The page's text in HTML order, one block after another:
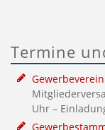
Termine
Uhr –